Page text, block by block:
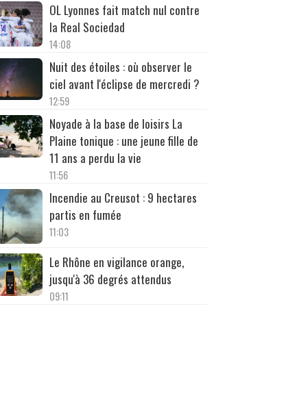
OL Lyonnes fait match nul contre
la Real Sociedad
14:08
Nuit des étoiles : où observer le
ciel avant l'éclipse de mercredi ?
12:59
Noyade à la base de loisirs La
Plaine tonique : une jeune fille de
11 ans a perdu la vie
11:56
Incendie au Creusot : 9 hectares
partis en fumée
11:03
Le Rhône en vigilance orange,
jusqu'à 36 degrés attendus
09:11